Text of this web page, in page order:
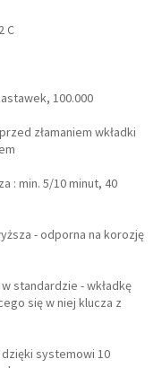
C
100.000
złamaniem wkładki
: min. 5/10 minut, 40
- odporna na korozję
standardzie - wkładkę
się w niej klucza z
systemowi 10